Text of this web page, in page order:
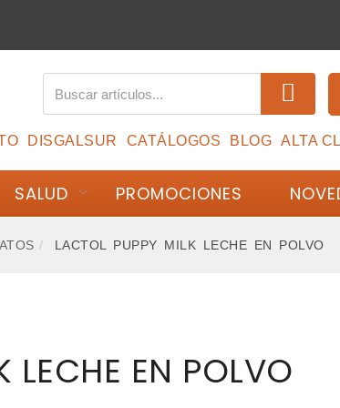
DISGALSUR CATÁLOGOS BLOG ALTA
SALUD PROMOCIONES
LACTOL PUPPY MILK LECHE EN POLVO
LECHE EN POLVO